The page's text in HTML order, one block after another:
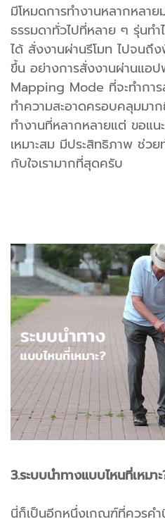
มีโหมดการทำงานหลากหลา
ธรรมดาทั่วไปที่หลาย ๆ รุ่นทำ
ได้ สั่งงานผ่านรีโมท ไปจนถึ
ขึ้น อย่างการสั่งงานผ่านแอ
Mapping Mode ที่จะทำกา
ทำความสะอาดครอบคลุมมา
ทำงานที่หลากหลายแต่ ขอแ
เหมาะสม มีประสิทธิภาพ ช่วย
กับใจเรามากที่สุดครับ
3.ระบบนำทางแบบไหนที่เหมา
นี่ก็เป็นอีกหนึ่งเกณฑ์ที่ควรคำ